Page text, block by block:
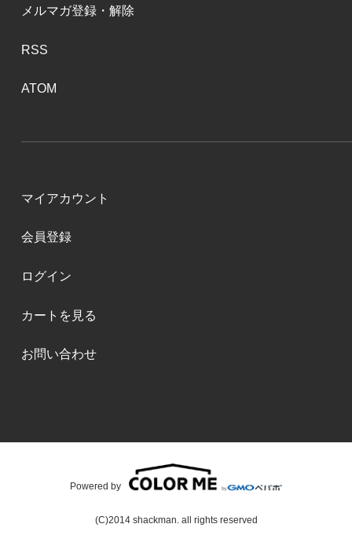
メルマガ登録・解除
RSS
ATOM
マイアカウント
会員登録
ログイン
カートを見る
お問い合わせ
(C)2014 shackman. all rights reserved
Powered by